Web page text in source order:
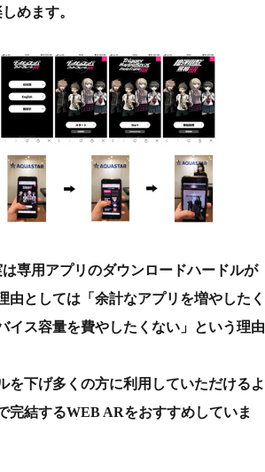
めます。
専用アプリのダウンロードハードルが
としては「余計なアプリを増やしたく
イス容量を費やしたくない」という理由
を下げ多くの方に利用していただけるよ
完結するWEB ARをおすすめしていま